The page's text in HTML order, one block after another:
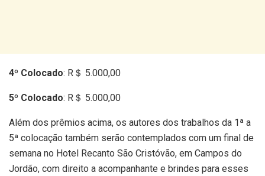
4º Colocado: R＄ 5.000,00
5º Colocado: R＄ 5.000,00
Além dos prêmios acima, os autores dos trabalhos da 1ª a
5ª colocação também serão contemplados com um final de
semana no Hotel Recanto São Cristóvão, em Campos do
Jordão, com direito a acompanhante e brindes para esses